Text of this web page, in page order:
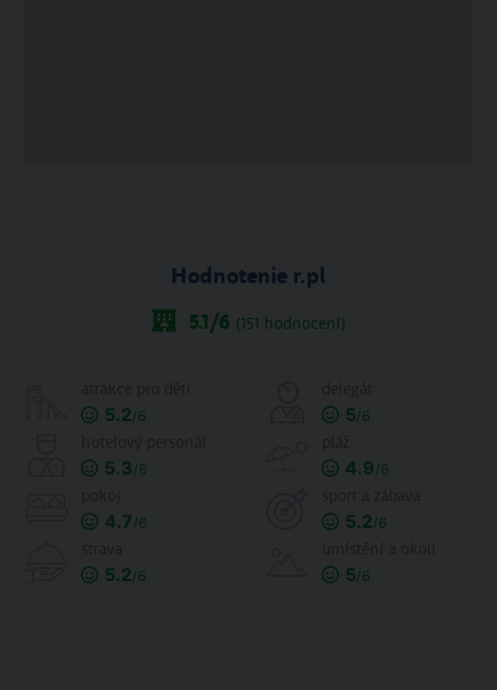
Hodnotenie r.pl
5.1/6 (151 hodnocení)
5.2/6 5/6
5.3/6 4.9/6
4.7/6 5.2/6
5.2/6 5/6